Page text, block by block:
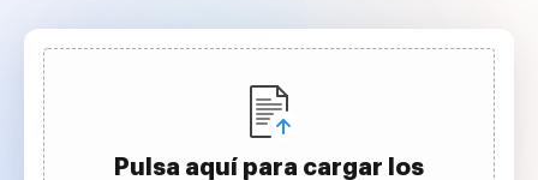
Pulsa aquí para cargar los